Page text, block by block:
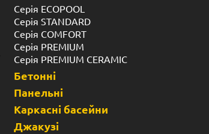
Серія ECOPOOL
Серія STANDARD
Серія COMFORT
Серія PREMIUM
Серія PREMIUM CERAMIC
Бетонні
Панельні
Каркасні басейни
Джакузі